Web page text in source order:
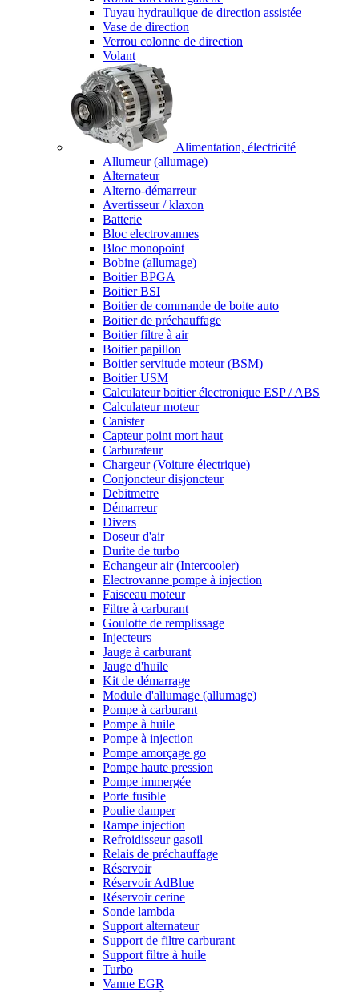
Tuyau hydraulique de direction assistée
Vase de direction
Verrou colonne de direction
Volant
Alimentation, électricité
Allumeur (allumage)
Alternateur
Alterno-démarreur
Avertisseur / klaxon
Batterie
Bloc electrovannes
Bloc monopoint
Bobine (allumage)
Boitier BPGA
Boitier BSI
Boitier de commande de boite auto
Boitier de préchauffage
Boitier filtre à air
Boitier papillon
Boitier servitude moteur (BSM)
Boitier USM
Calculateur boitier électronique ESP / ABS
Calculateur moteur
Canister
Capteur point mort haut
Carburateur
Chargeur (Voiture électrique)
Conjoncteur disjoncteur
Debitmetre
Démarreur
Divers
Doseur d'air
Durite de turbo
Echangeur air (Intercooler)
Electrovanne pompe à injection
Faisceau moteur
Filtre à carburant
Goulotte de remplissage
Injecteurs
Jauge à carburant
Jauge d'huile
Kit de démarrage
Module d'allumage (allumage)
Pompe à carburant
Pompe à huile
Pompe à injection
Pompe amorçage go
Pompe haute pression
Pompe immergée
Porte fusible
Poulie damper
Rampe injection
Refroidisseur gasoil
Relais de préchauffage
Réservoir
Réservoir AdBlue
Réservoir cerine
Sonde lambda
Support alternateur
Support de filtre carburant
Support filtre à huile
Turbo
Vanne EGR